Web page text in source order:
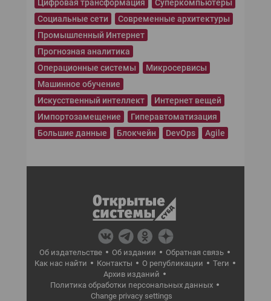
Цифровая трансформация
Суперкомпьютеры
Социальные сети
Современные архитектуры
Промышленный Интернет
Прогнозная аналитика
Операционные системы
Микросервисы
Машинное обучение
Искусственный интеллект
Интернет вещей
Импортозамещение
Гиперавтоматизация
Большие данные
Блокчейн DevOps Agile
Об издательстве Об издании
Обратная связь
Как нас найти
Контакты О републикации
Теги
Архив изданий
Политика обработки персональных данных
Change privacy settings